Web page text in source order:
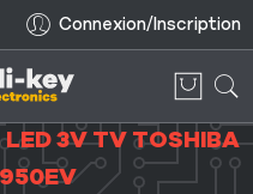
Connexion/Inscription
3V TV TOSHIBA